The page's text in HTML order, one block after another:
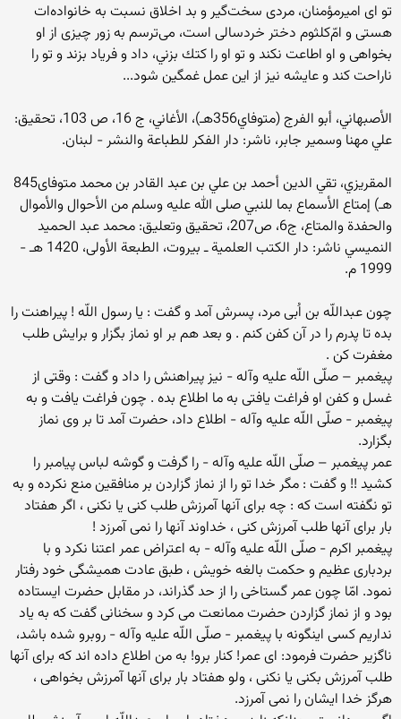
تو اى اميرمؤمنان، مردى سخت‌گير و بد اخلاق نسبت به خانواده‌ات
هستى و امّ‌كلثوم دختر خردسالى است، مى‌ترسم به زور چيزى از او
بخواهى و او اطاعت نكند و تو او را كتك بزني، داد و فرياد بزند و تو را
ناراحت كند و عايشه نيز از اين عمل غمگين شود...
الأصبهاني، أبو الفرج (متوفاي356هـ)، الأغاني، ج 16، ص 103، تحقيق:
علي مهنا وسمير جابر، ناشر: دار الفكر للطباعة والنشر - لبنان.
المقريزي، تقي الدين أحمد بن علي بن عبد القادر بن محمد متوفاى845
هـ) إمتاع الأسماع بما للنبي صلى الله عليه وسلم من الأحوال والأموال
والحفدة والمتاع، ج6، ص207،‍ تحقيق وتعليق: محمد عبد الحميد
النميسي ناشر: دار الكتب العلمية ـ بيروت، الطبعة الأولى، 1420 هـ -
1999 م.
چون عبداللّه بن اُبى مرد، پسرش آمد و گفت : یا رسول اللّه ! پیراهنت را
بده تا پدرم را در آن کفن کنم . و بعد هم بر او نماز بگزار و برایش طلب
مغفرت کن .
پیغمبر – صلّى اللّه علیه وآله - نیز پیراهنش را داد و گفت : وقتى از
غسل و کفن او فراغت یافتى به ما اطلاع بده . چون فراغت یافت و به
پیغمبر - صلّى اللّه علیه وآله - اطلاع داد، حضرت آمد تا بر وى نماز
بگزارد.
عمر پیغمبر – صلّى اللّه علیه وآله - را گرفت و گوشه لباس پیامبر را
کشید !! و گفت : مگر خدا تو را از نماز گزاردن بر منافقین منع نکرده و به
تو نگفته است که : چه براى آنها آمرزش طلب کنى یا نکنى ، اگر هفتاد
بار براى آنها طلب آمرزش کنى ، خداوند آنها را نمى آمرزد !
پیغمبر اکرم - صلّى اللّه علیه وآله - به اعتراض عمر اعتنا نکرد و با
بردبارى عظیم و حکمت بالغه خویش ، طبق عادت همیشگى خود رفتار
نمود. امّا چون عمر گستاخى را از حد گذراند، در مقابل حضرت ایستاده
بود و از نماز گزاردن حضرت ممانعت مى کرد و سخنانى گفت که به یاد
نداریم کسى اینگونه با پیغمبر - صلّى اللّه علیه وآله - روبرو شده باشد،
ناگزیر حضرت فرمود: اى عمر! کنار برو! به من اطلاع داده اند که براى آنها
طلب آمرزش بکنى یا نکنى ، ولو هفتاد بار براى آنها آمرزش بخواهى ،
هرگز خدا ایشان را نمى آمرزد.